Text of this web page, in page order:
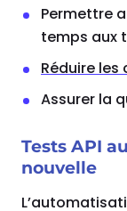
Permettre
temps aux
Réduire les
Assurer la
Tests API
nouvelle